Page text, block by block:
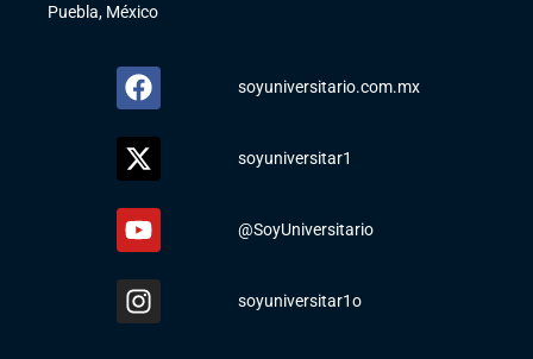
Puebla, México
soyuniversitario.com.mx
soyuniversitar1
@SoyUniversitario
soyuniversitar1o